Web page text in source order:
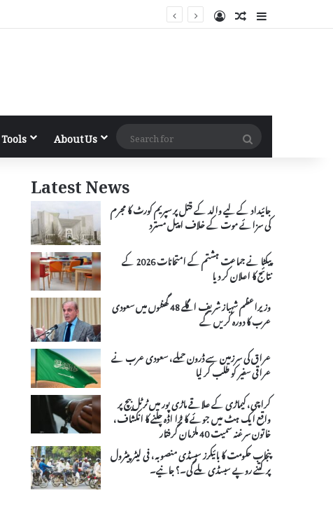
Log InRandom Article
Sidebar
Tools About Us
Search
for
Latest News
جائیداد کے لیے والد کے قتل پر سپریم کورٹ کا مجرم
کی سزائے موت کے خلاف اپیل مسترد
پیکٹا نے جماعت ہشتم کے امتحانات 2026 کے
نتائج کا اعلان کر دیا
وزیراعظم شہباز شریف اگلے 48 گھنٹوں میں سعودی
عرب کا دورہ کریں گے
عراق کی سرزمین سے ڈرون حملے، سعودی عرب نے
عراقی سفیر کو طلب کر لیا
کراچی، کیماڑی کے علاقے ماڑی پور میں ٹرٹل بیچ پر
واقع ایک ہٹ میں جوئے کا بڑا اڈہ چلنے کا انکشاف،
خاتون سرغنہ سمیت 40 ملزمان گرفتار
پنجاب حکومت کا بائیکرز سبسڈی منصوبہ، فی لیٹر پیٹرول
پر کتنے روپے سبسڈی ملے گی۔؟ جانیے۔